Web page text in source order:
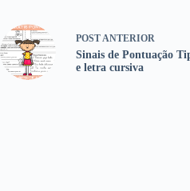
POST ANTERIOR
Sinais de Pontuação
e letra cursiva